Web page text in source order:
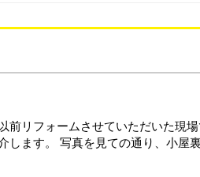
前リフォームさせていただいた現
します。 写真を見ての通り、小屋